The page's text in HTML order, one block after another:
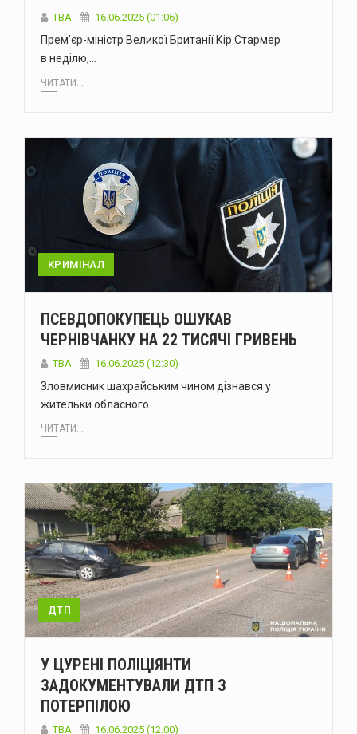
ТВА 16.06.2025 (01:06)
Прем’єр-міністр Великої Британії Кір Стармер
в неділю,…
ЧИТАТИ...
КРИМІНАЛ
ПСЕВДОПОКУПЕЦЬ ОШУКАВ
ЧЕРНІВЧАНКУ НА 22 ТИСЯЧІ ГРИВЕНЬ
ТВА 16.06.2025 (12:30)
Зловмисник шахрайським чином дізнався у
жительки обласного…
ЧИТАТИ...
ДТП
У ЦУРЕНІ ПОЛІЦІЯНТИ
ЗАДОКУМЕНТУВАЛИ ДТП З
ПОТЕРПІЛОЮ
ТВА 16.06.2025 (12:00)